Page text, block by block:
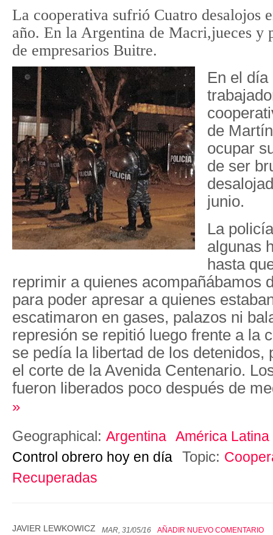
La cooperativa sufrió Cuatro desalojos
año. En la Argentina de Macri,jueces y
de empresarios Buitre.
En el día
de
ocupar
de ser
junio.
La
algunas
hasta
reprimir a quienes acompañábamos
para poder apresar a quienes
escatimaron en gases, palazos ni
represión se repitió luego frente a la
se pedía la libertad de los detenidos,
el corte de la Avenida Centenario.
fueron liberados poco después de
»
Geographical: Argentina América Latina
Control obrero hoy en día
Topic:
Recuperadas
JAVIER LEWKOWICZ MAR, 31/05/16 AÑADIR NUEVO COMENTARIO